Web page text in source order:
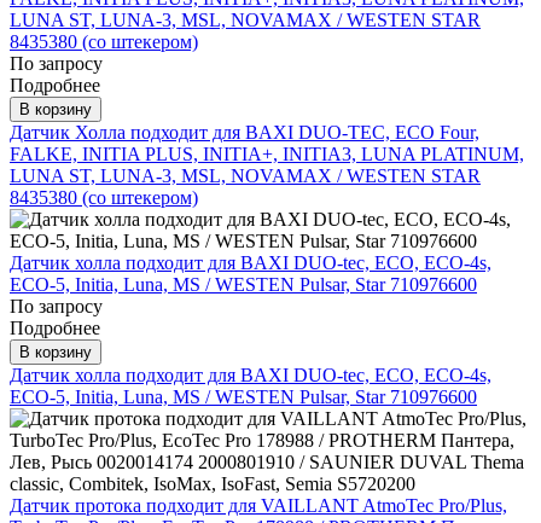
LUNA ST, LUNA-3, MSL, NOVAMAX / WESTEN STAR
8435380 (со штекером)
По запросу
Подробнее
В корзину
Датчик Холла подходит для BAXI DUO-TEC, ECO Four,
FALKE, INITIA PLUS, INITIA+, INITIA3, LUNA PLATINUM,
LUNA ST, LUNA-3, MSL, NOVAMAX / WESTEN STAR
8435380 (со штекером)
Датчик холла подходит для BAXI DUO-tec, ECO, ECO-4s,
ECO-5, Initia, Luna, MS / WESTEN Pulsar, Star 710976600
По запросу
Подробнее
В корзину
Датчик холла подходит для BAXI DUO-tec, ECO, ECO-4s,
ECO-5, Initia, Luna, MS / WESTEN Pulsar, Star 710976600
Датчик протока подходит для VAILLANT AtmoTec Pro/Plus,